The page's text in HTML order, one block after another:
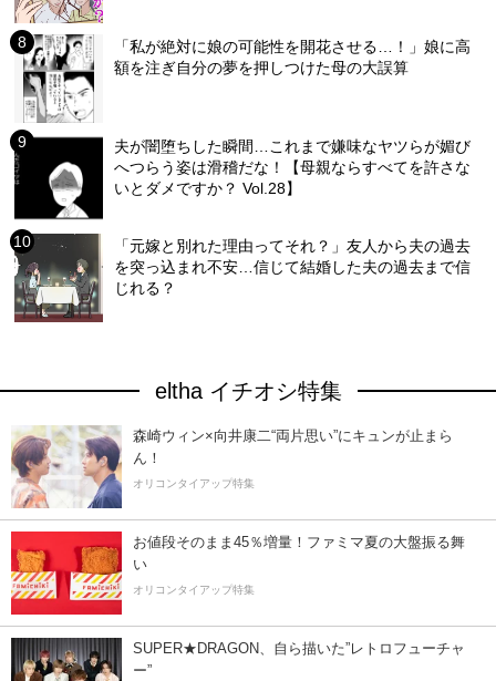
「私が絶対に娘の可能性を開花させる…！」娘に高
額を注ぎ自分の夢を押しつけた母の大誤算
夫が闇堕ちした瞬間…これまで嫌味なヤツらが媚び
へつらう姿は滑稽だな！【母親ならすべてを許さな
いとダメですか？ Vol.28】
「元嫁と別れた理由ってそれ？」友人から夫の過去
を突っ込まれ不安…信じて結婚した夫の過去まで信
じれる？
eltha イチオシ特集
森崎ウィン×向井康二“両片思い”にキュンが止まら
ん！
オリコンタイアップ特集
お値段そのまま45％増量！ファミマ夏の大盤振る舞
い
オリコンタイアップ特集
SUPER★DRAGON、自ら描いた”レトロフューチャ
ー”